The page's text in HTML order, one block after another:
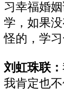
习幸福婚
学，如果
怪的，学习
刘虹珠联：
我肯定也不